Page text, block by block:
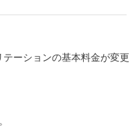
テーションの基本料金が変更